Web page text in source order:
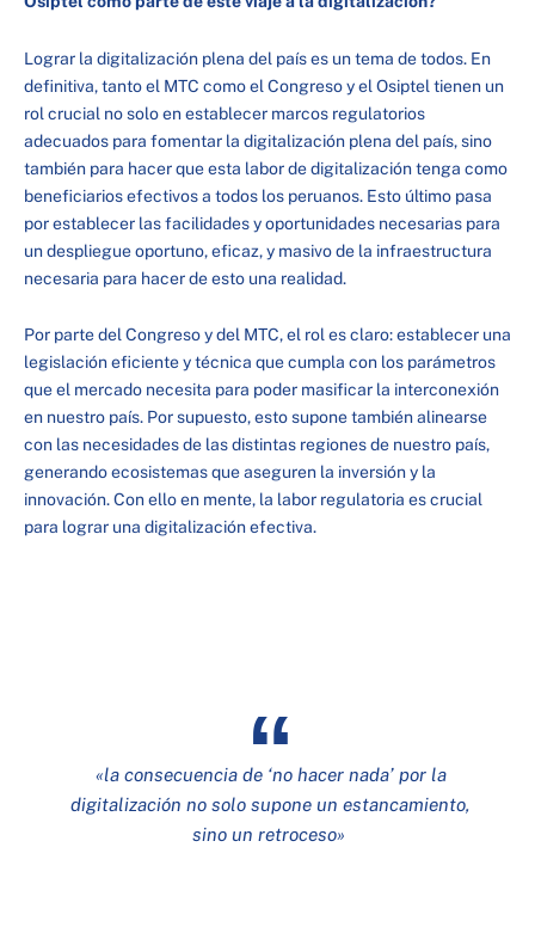
Lograr la digitalización plena del país es un tema de todos. En
definitiva, tanto el MTC como el Congreso y el Osiptel tienen un
rol crucial no solo en establecer marcos regulatorios
adecuados para fomentar la digitalización plena del país, sino
también para hacer que esta labor de digitalización tenga como
beneficiarios efectivos a todos los peruanos. Esto último pasa
por establecer las facilidades y oportunidades necesarias para
un despliegue oportuno, eficaz, y masivo de la infraestructura
necesaria para hacer de esto una realidad.
Por parte del Congreso y del MTC, el rol es claro: establecer una
legislación eficiente y técnica que cumpla con los parámetros
que el mercado necesita para poder masificar la interconexión
en nuestro país. Por supuesto, esto supone también alinearse
con las necesidades de las distintas regiones de nuestro país,
generando ecosistemas que aseguren la inversión y la
innovación. Con ello en mente, la labor regulatoria es crucial
para lograr una digitalización efectiva.
«la consecuencia de ‘no hacer nada’ por la
digitalización no solo supone un estancamiento,
sino un retroceso»